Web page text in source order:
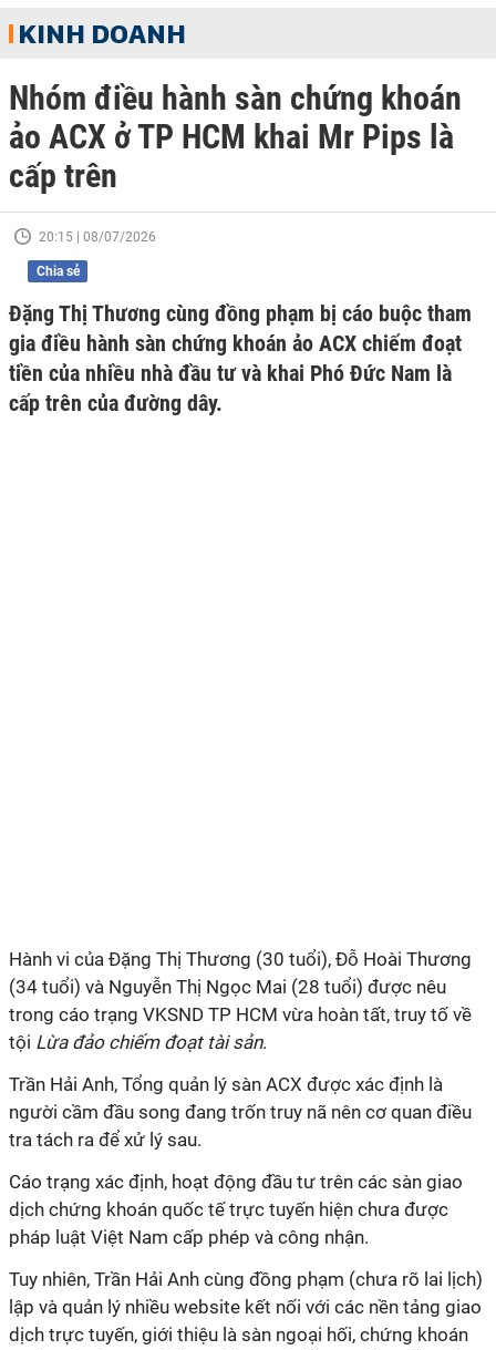
KINH DOANH
Nhóm điều hành sàn chứng khoán
ảo ACX ở TP HCM khai Mr Pips là
cấp trên
20:15 | 08/07/2026
Chia sẻ
Đặng Thị Thương cùng đồng phạm bị cáo buộc tham
gia điều hành sàn chứng khoán ảo ACX chiếm đoạt
tiền của nhiều nhà đầu tư và khai Phó Đức Nam là
cấp trên của đường dây.
Hành vi của Đặng Thị Thương (30 tuổi), Đỗ Hoài Thương
(34 tuổi) và Nguyễn Thị Ngọc Mai (28 tuổi) được nêu
trong cáo trạng VKSND TP HCM vừa hoàn tất, truy tố về
tội Lừa đảo chiếm đoạt tài sản.
Trần Hải Anh, Tổng quản lý sàn ACX được xác định là
người cầm đầu song đang trốn truy nã nên cơ quan điều
tra tách ra để xử lý sau.
Cáo trạng xác định, hoạt động đầu tư trên các sàn giao
dịch chứng khoán quốc tế trực tuyến hiện chưa được
pháp luật Việt Nam cấp phép và công nhận.
Tuy nhiên, Trần Hải Anh cùng đồng phạm (chưa rõ lai lịch)
lập và quản lý nhiều website kết nối với các nền tảng giao
dịch trực tuyến, giới thiệu là sàn ngoại hối, chứng khoán